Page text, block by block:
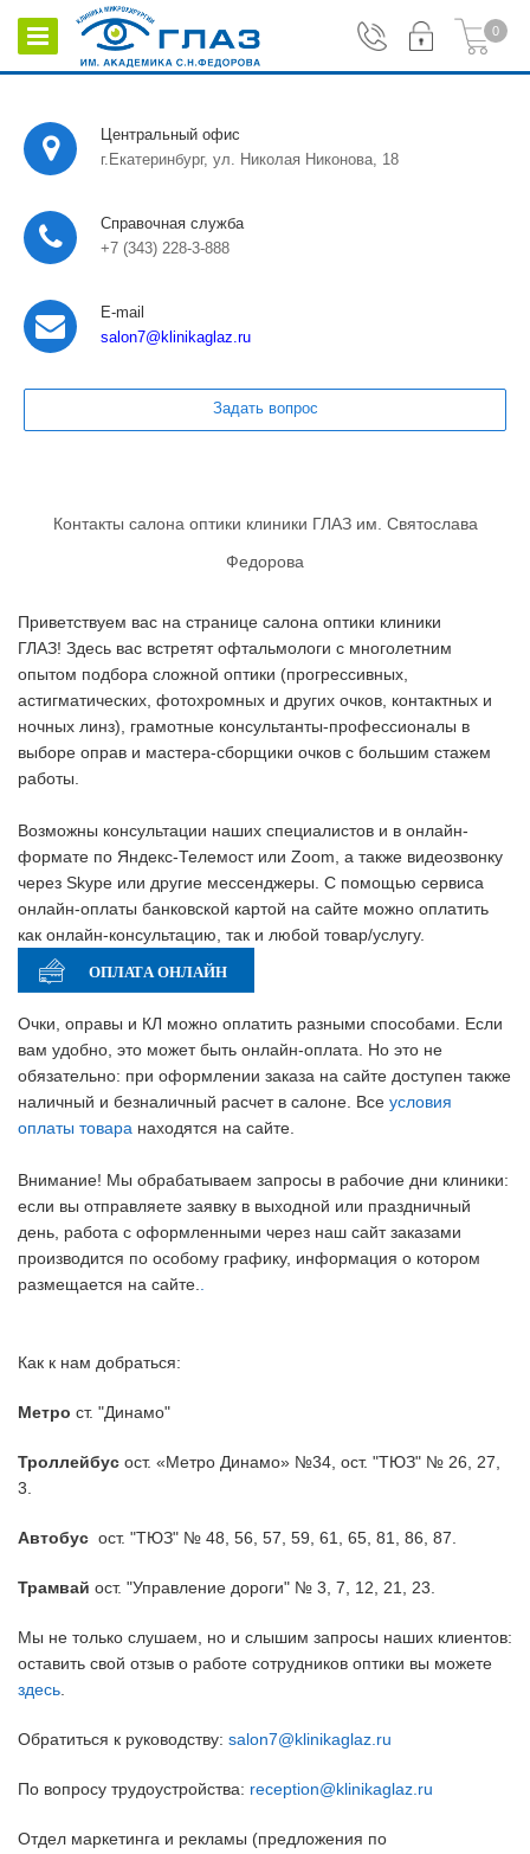
0
Центральный офис
г.Екатеринбург, ул. Николая Никонова, 18
Справочная служба
+7 (343) 228-3-888
E-mail
salon7@klinikaglaz.ru
Задать вопрос
Контакты салона оптики клиники ГЛАЗ им. Святослава
Федорова
Приветствуем вас на странице салона оптики клиники
ГЛАЗ! Здесь вас встретят офтальмологи с многолетним
опытом подбора сложной оптики (прогрессивных,
астигматических, фотохромных и других очков, контактных и
ночных линз), грамотные консультанты-профессионалы в
выборе оправ и мастера-сборщики очков с большим стажем
работы.
Возможны консультации наших специалистов и в онлайн-
формате по Яндекс-Телемост или Zoom, а также видеозвонку
через Skype или другие мессенджеры. С помощью сервиса
онлайн-оплаты банковской картой на сайте можно оплатить
как онлайн-консультацию, так и любой товар/услугу.
Очки, оправы и КЛ можно оплатить разными способами. Если
вам удобно, это может быть онлайн-оплата. Но это не
обязательно: при оформлении заказа на сайте доступен также
наличный и безналичный расчет в салоне. Все условия
оплаты товара находятся на сайте.
Внимание! Мы обрабатываем запросы в рабочие дни клиники:
если вы отправляете заявку в выходной или праздничный
день, работа с оформленными через наш сайт заказами
производится по особому графику, информация о котором
размещается на сайте.
Как к нам добраться:
Метро ст. "Динамо"
Троллейбус ост. «Метро Динамо» №34, ост. "ТЮЗ" № 26, 27,
3.
Автобус ост. "ТЮЗ" № 48, 56, 57, 59, 61, 65, 81, 86, 87.
Трамвай ост. "Управление дороги" № 3, 7, 12, 21, 23.
Мы не только слушаем, но и слышим запросы наших клиентов:
оставить свой отзыв о работе сотрудников оптики вы можете
здесь
Обратиться к руководству: salon7@klinikaglaz.ru
По вопросу трудоустройства: reception@klinikaglaz.ru
Отдел маркетинга и рекламы (предложения по